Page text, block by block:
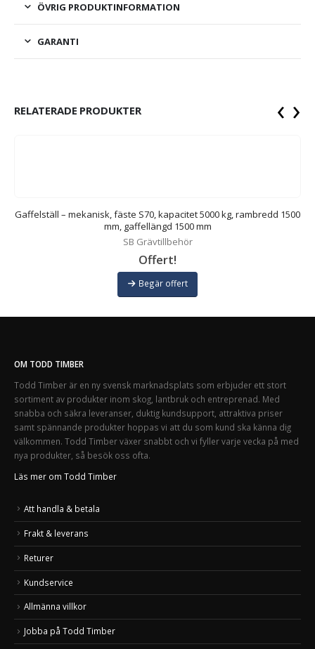
ÖVRIG PRODUKTINFORMATION
GARANTI
RELATERADE PRODUKTER
Gaffelställ – mekanisk, fäste S70, kapacitet 5000 kg, rambredd 1500
mm, gaffellängd 1500 mm
SB Grävtillbehör
Offert!
Begär offert
‹ ›
OM TODD TIMBER
Todd Timber är en ny svensk marknadsplats som erbjuder ett stort
sortiment av produkter inom skog, lantbruk och entreprenad. Med
snabba och säkra leveranser, duktig kundsupport, attraktiva priser
samt spännande produkter hoppas vi att du som kund ska känna dig
välkommen. Todd Timber växer snabbt och vi fyller varje vecka på med
nya produkter, så besök oss ofta.
Läs mer om Todd Timber
Att handla & betala
Frakt & leverans
Returer
Kundservice
Allmänna villkor
Jobba på Todd Timber